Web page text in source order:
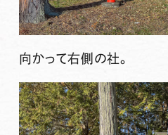
向かって右側の社。